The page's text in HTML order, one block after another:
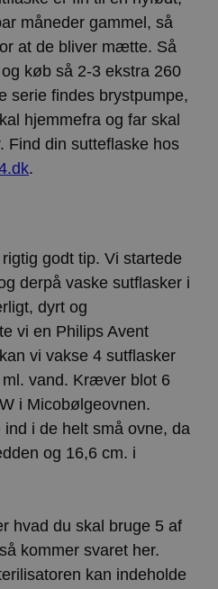
måneder gammel, så
at de bliver mætte. Så
køb så 2-3 ekstra 260
serie findes brystpumpe,
hjemmefra og far skal
Find din sutteflaske hos
.
godt tip. Vi startede
derpå vaske sutflasker i
dyrt og
vi en Philips Avent
vi vakse 4 sutflasker
vand. Kræver blot 6
i Micobølgeovnen.
i de helt små ovne, da
og 16,6 cm. i
hvad du skal bruge 5 af
kommer svaret her.
kan indeholde